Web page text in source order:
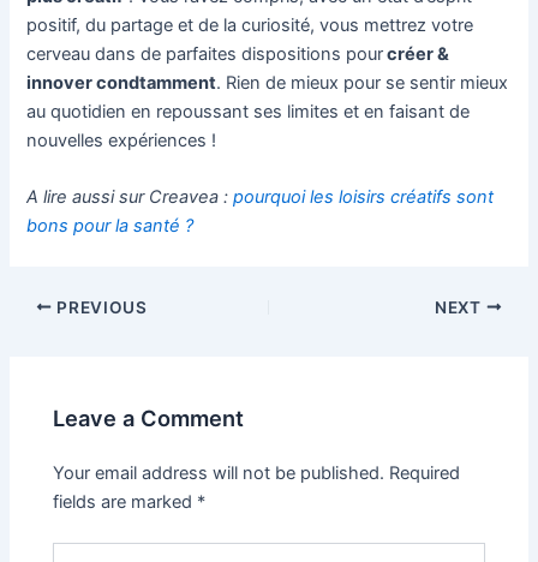
positif, du partage et de la curiosité, vous mettrez votre
cerveau dans de parfaites dispositions pourcréer &
innover condtamment. Rien de mieux pour se sentir mieux
au quotidien en repoussant ses limites et en faisant de
nouvelles expériences !
A lire aussi sur Creavea :pourquoi les loisirs créatifs sont
bons pour la santé ?
Post
PREVIOUS NEXT
Leave a Comment
Your email address will not be published. Required
fields are marked *